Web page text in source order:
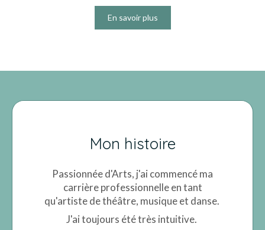
En savoir plus
Mon histoire
Passionnée d'Arts, j'ai commencé ma
carrière professionnelle en tant
qu'artiste de théâtre, musique et danse.
J'ai toujours été très intuitive.